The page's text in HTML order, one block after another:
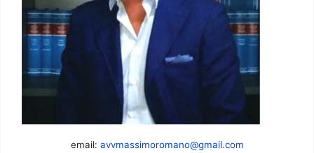
email: avvmassimoromano@gmail.com